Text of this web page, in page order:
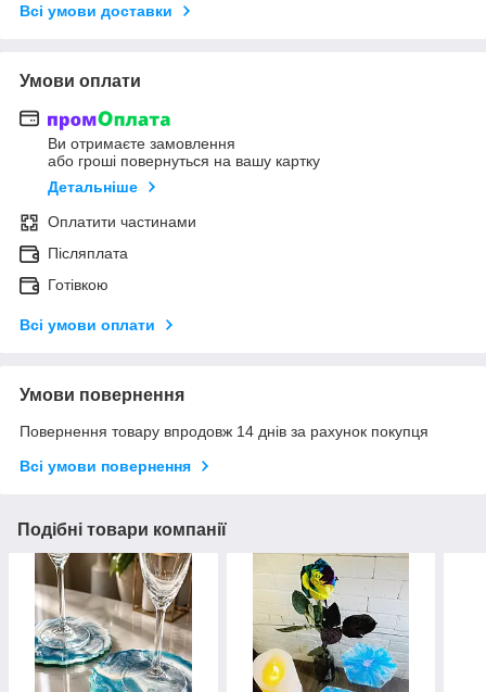
Всі умови доставки
Умови оплати
Ви отримаєте замовлення
або гроші повернуться на вашу картку
Детальніше
Оплатити частинами
Післяплата
Готівкою
Всі умови оплати
Умови повернення
Повернення товару впродовж 14 днів за рахунок покупця
Всі умови повернення
Подібні товари компанії